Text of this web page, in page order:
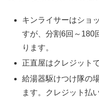
キンライサーはショ
すが、分割6回～180
ります。
正直屋はクレジット
給湯器駆けつけ隊の
ます。クレジット払